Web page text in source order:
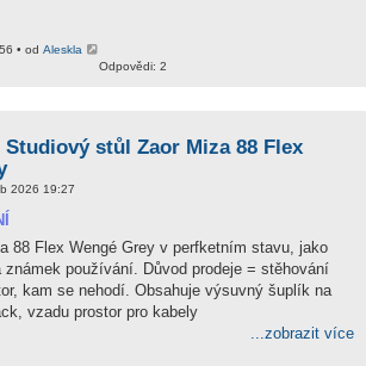
• od Aleskla
Odpovědi: 2
Studiový stůl Zaor Miza 88 Flex
2026 19:27
88 Flex Wengé Grey v perfketním stavu, jako
známek používání. Důvod prodeje = stěhování
kam se nehodí. Obsahuje výsuvný šuplík na
vzadu prostor pro kabely
...zobrazit více